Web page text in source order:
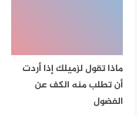
ماذا تقول لزميلك إذا أردت
أن تطلب منه الكف عن
الفضول